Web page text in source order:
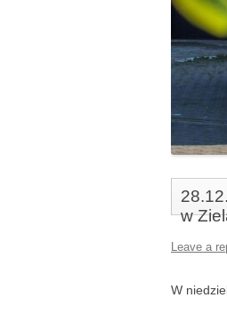
w
Leave a
W